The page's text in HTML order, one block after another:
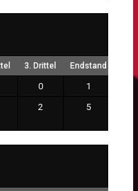
3. Drittel Endstand
0
1
2 5